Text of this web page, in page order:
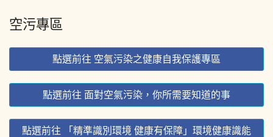
空污專區
點選前往 空氣污染之健康自我保護專區
點選前往 面對空氣污染，你所需要知道的事
點選前往 「精準識別環境 健康有保障」環境健康識能